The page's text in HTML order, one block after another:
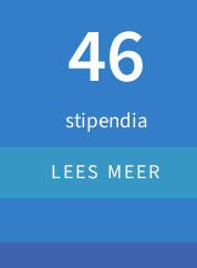
stipendia
46
LEES MEER